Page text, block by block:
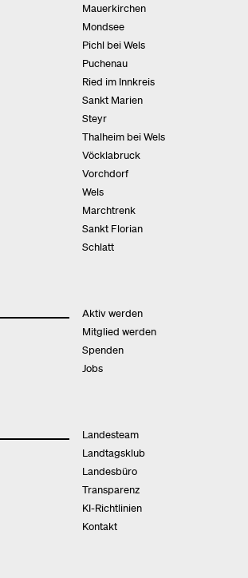
Mauerkirchen
Mondsee
Pichl bei Wels
Puchenau
Ried im Innkreis
Sankt Marien
Steyr
Thalheim bei Wels
Vöcklabruck
Vorchdorf
Wels
Marchtrenk
Sankt Florian
Schlatt
Aktiv werden
Mitglied werden
Spenden
Jobs
Landesteam
Landtagsklub
Landesbüro
Transparenz
KI-Richtlinien
Kontakt